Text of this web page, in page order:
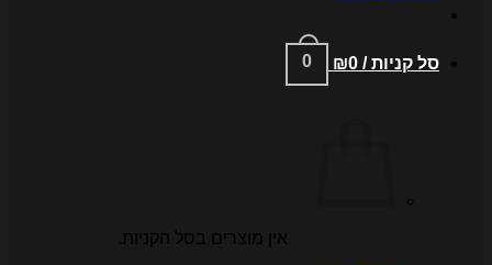
קניות / ₪0
0
אין מוצרים בסל הקניות.